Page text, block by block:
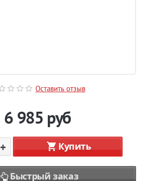
Оставить отзыв
6 985 руб
+ Купить
Быстрый заказ